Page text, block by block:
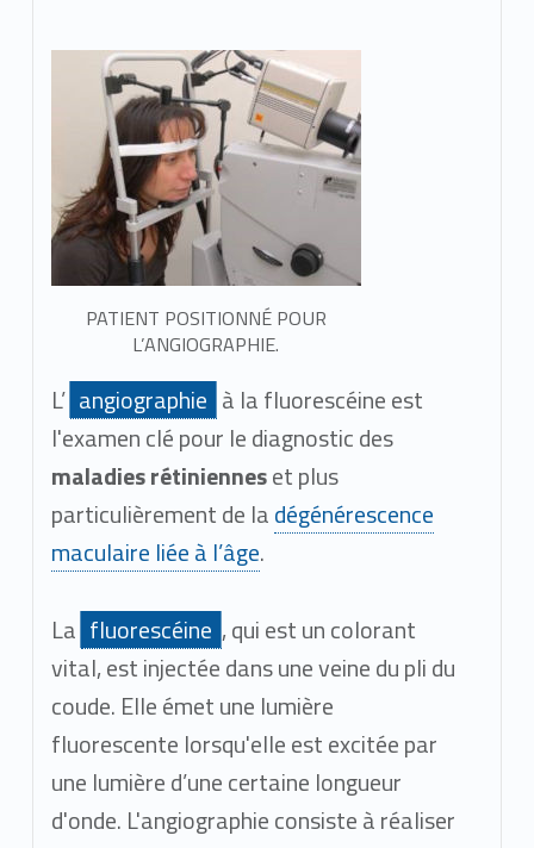
PATIENT POSITIONNÉ POUR
L’ANGIOGRAPHIE.
L’ angiographie à la fluorescéine est
l'examen clé pour le diagnostic des
maladies rétinienneset plus
particulièrement de ladégénérescence
maculaire liée à l’âge.
La fluorescéine , qui est un colorant
vital, est injectée dans une veine du pli du
coude. Elle émet une lumière
fluorescente lorsqu'elle est excitée par
une lumière d’une certaine longueur
d'onde. L'angiographie consiste à réaliser